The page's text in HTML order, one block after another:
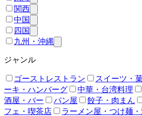
関西
中国
四国
九州・沖縄
ジャンル
ゴーストレストラン スイーツ・
ーキ・ハンバーグ
中華・台湾料理
酒屋・バー
パン屋 餃子・肉まん
フェ・喫茶店
ラーメン屋・つけ麺